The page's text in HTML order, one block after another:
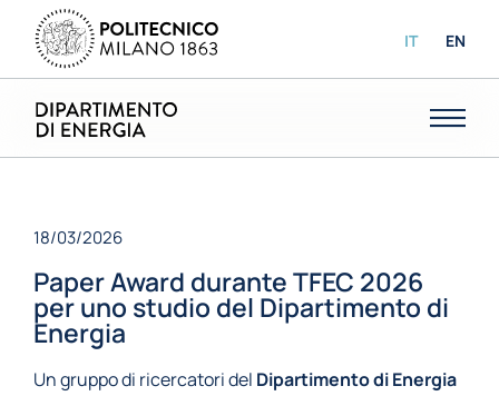
IT EN
18/03/2026
Paper Award durante TFEC 2026
per uno studio del Dipartimento di
Energia
Un gruppo di ricercatori del Dipartimento di Energia